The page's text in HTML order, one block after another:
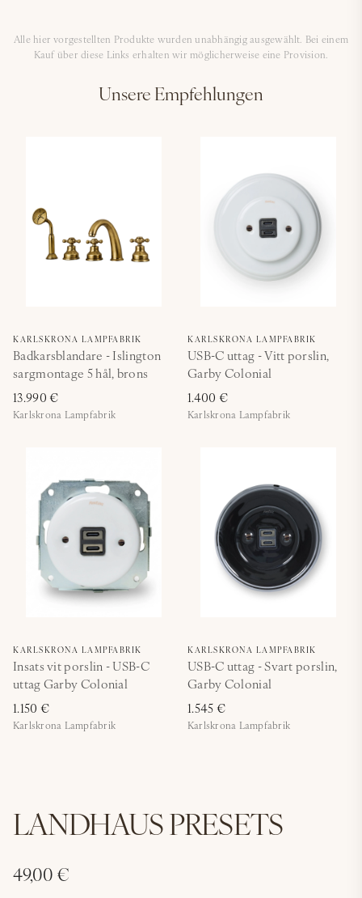
Alle hier vorgestellten Produkte wurden unabhängig ausgewählt. Bei einem
Kauf über diese Links erhalten wir möglicherweise eine Provision.
Unsere Empfehlungen
KARLSKRONA LAMPFABRIK
Badkarsblandare - Islington
sargmontage 5 hål, brons
13.990 €
Karlskrona Lampfabrik
KARLSKRONA LAMPFABRIK
USB-C uttag - Vitt porslin,
Garby Colonial
1.400 €
Karlskrona Lampfabrik
KARLSKRONA LAMPFABRIK
Insats vit porslin - USB-C
uttag Garby Colonial
1.150 €
Karlskrona Lampfabrik
KARLSKRONA LAMPFABRIK
USB-C uttag - Svart porslin,
Garby Colonial
1.545 €
Karlskrona Lampfabrik
LANDHAUS PRESETS
49,00 €